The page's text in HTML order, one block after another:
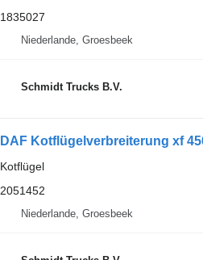
1835027
Niederlande, Groesbeek
Schmidt Trucks B.V.
DAF Kotflügelverbreiterung xf
Kotflügel
2051452
Niederlande, Groesbeek